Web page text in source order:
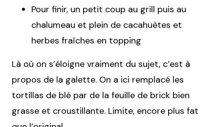
Pour finir, un petit coup au grill puis au
chalumeau et plein de cacahuètes et
herbes fraîches en topping
Là où on s’éloigne vraiment du sujet, c’est à
propos de la galette. On a ici remplacé les
tortillas de blé par de la feuille de brick bien
grasse et croustillante. Limite, encore plus fat